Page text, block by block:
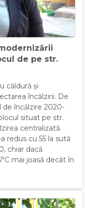
de pe str.
căldură și
încălzirii. De
încălzire 2020-
situat pe str.
centralizată.
redus cu 55 la sută
chiar dacă
mai joasă decât în